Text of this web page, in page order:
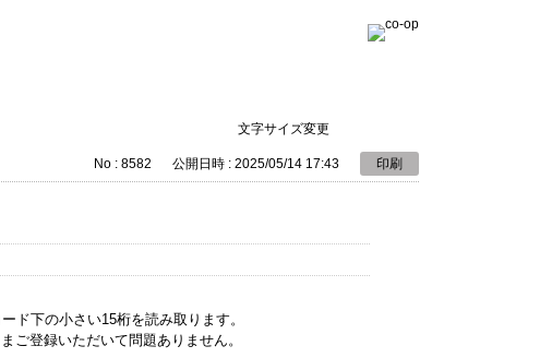
文字サイズ変更
No : 8582 公開日時 : 2025/05/14 17:43 印刷
ド下の小さい15桁を読み取ります。
ご登録いただいて問題ありません。